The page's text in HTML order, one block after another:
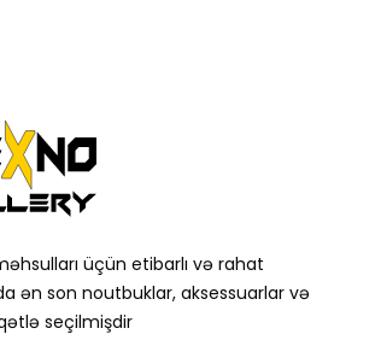
üçün etibarlı və rahat
ən son noutbuklar, aksessuarlar və
seçilmişdir